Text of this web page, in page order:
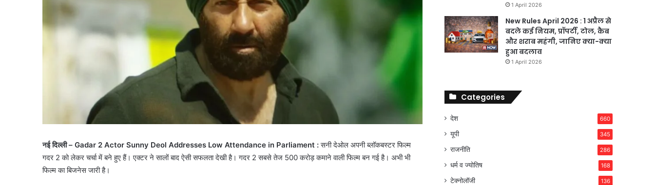
नई दिल्ली – Gadar 2 Actor Sunny Deol Addresses Low Attendance in Parliament :सनी देओल अपनी ब्लॉकबस्टर फिल्म
गदर 2 को लेकर चर्चा में बने हुए हैं। एक्टर ने सालों बाद ऐसी सफलता देखी है। गदर 2 सबसे तेज 500 करोड़ कमाने वाली फिल्म बन गई है। अभी भी
फिल्म का बिजनेस जारी है।
1 April 2026
New Rules April 2026 : 1 अप्रैल से
बदले कई नियम, प्रॉपर्टी, टोल, कैब
और शराब महंगी, जानिए क्या-क्या
हुआ बदलाव
1 April 2026
Categories
देश 660
यूपी 345
राजनीति 286
धर्म व ज्योतिष 168
टेक्नोलॉजी 136